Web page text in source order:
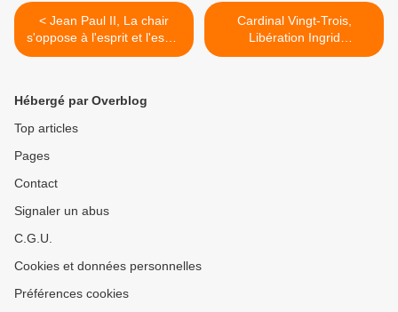
< Jean Paul II, La chair
s'oppose à l'esprit et l'esprit
à la chair
Cardinal Vingt-Trois,
Libération Ingrid
Betancourt: 'Très grande
Hébergé par Overblog
Top articles
Pages
Contact
Signaler un abus
C.G.U.
Cookies et données personnelles
Préférences cookies